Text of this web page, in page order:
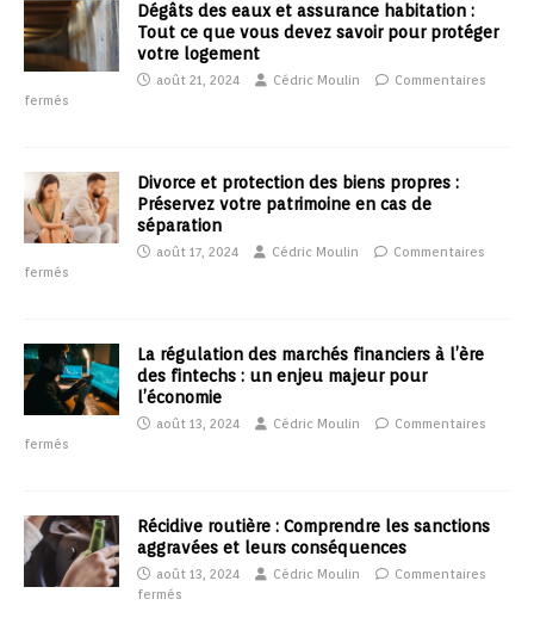
Dégâts des eaux et assurance habitation :
Tout ce que vous devez savoir pour protéger
votre logement
août 21, 2024 Cédric Moulin
Commentaires
fermés
Divorce et protection des biens propres :
Préservez votre patrimoine en cas de
séparation
août 17, 2024 Cédric Moulin
Commentaires
fermés
La régulation des marchés financiers à l’ère
des fintechs : un enjeu majeur pour
l’économie
août 13, 2024 Cédric Moulin
Commentaires
fermés
Récidive routière : Comprendre les sanctions
aggravées et leurs conséquences
août 13, 2024 Cédric Moulin
Commentaires
fermés